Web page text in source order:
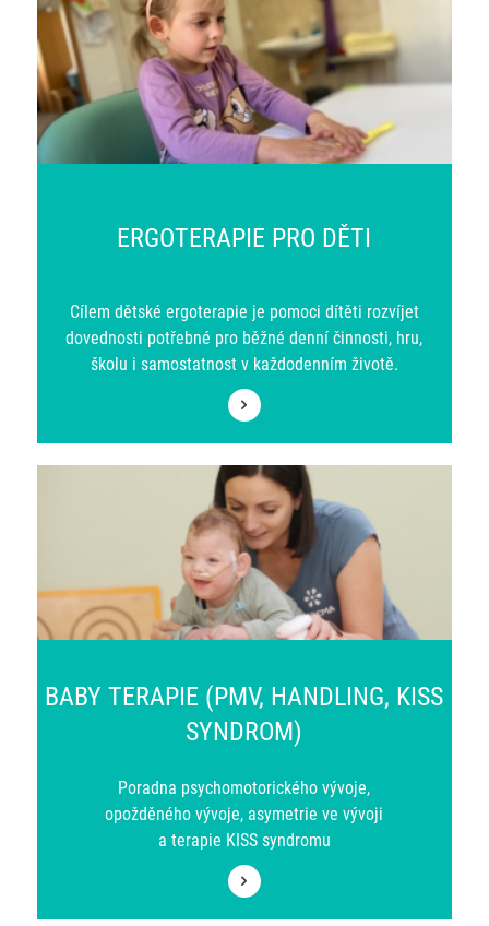
ERGOTERAPIE PRO DĚTI
Cílem dětské ergoterapie je pomoci dítěti rozvíjet
dovednosti potřebné pro běžné denní činnosti, hru,
školu i samostatnost v každodenním životě.
BABY TERAPIE (PMV, HANDLING, KISS
SYNDROM)
Poradna psychomotorického vývoje,
opožděného vývoje, asymetrie ve vývoji
a terapie KISS syndromu